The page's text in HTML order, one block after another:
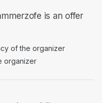
is an offer
new tab)
of the organizer
organizer